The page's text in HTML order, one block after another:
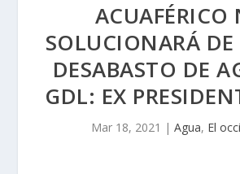
ACUAFÉRICO
SOLUCIONARÁ
DESABASTO DE
GDL: EX
Mar 18, 2021 | Agua, El